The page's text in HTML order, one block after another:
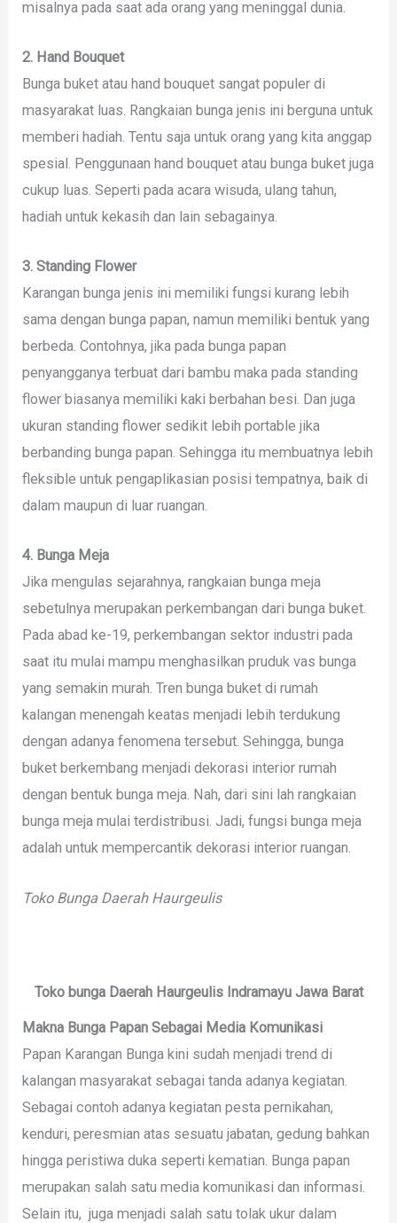
misalnya pada saat ada orang yang meninggal dunia.
2. Hand Bouquet
Bunga buket atau hand bouquet sangat populer di
masyarakat luas. Rangkaian bunga jenis ini berguna untuk
memberi hadiah. Tentu saja untuk orang yang kita anggap
spesial. Penggunaan hand bouquet atau bunga buket juga
cukup luas. Seperti pada acara wisuda, ulang tahun,
hadiah untuk kekasih dan lain sebagainya.
3. Standing Flower
Karangan bunga jenis ini memiliki fungsi kurang lebih
sama dengan bunga papan, namun memiliki bentuk yang
berbeda. Contohnya, jika pada bunga papan
penyangganya terbuat dari bambu maka pada standing
flower biasanya memiliki kaki berbahan besi. Dan juga
ukuran standing flower sedikit lebih portable jika
berbanding bunga papan. Sehingga itu membuatnya lebih
fleksible untuk pengaplikasian posisi tempatnya, baik di
dalam maupun di luar ruangan.
4. Bunga Meja
Jika mengulas sejarahnya, rangkaian bunga meja
sebetulnya merupakan perkembangan dari bunga buket.
Pada abad ke-19, perkembangan sektor industri pada
saat itu mulai mampu menghasilkan pruduk vas bunga
yang semakin murah. Tren bunga buket di rumah
kalangan menengah keatas menjadi lebih terdukung
dengan adanya fenomena tersebut. Sehingga, bunga
buket berkembang menjadi dekorasi interior rumah
dengan bentuk bunga meja. Nah, dari sini lah rangkaian
bunga meja mulai terdistribusi. Jadi, fungsi bunga meja
adalah untuk mempercantik dekorasi interior ruangan.
Toko Bunga Daerah Haurgeulis
Toko bunga Daerah Haurgeulis Indramayu Jawa Barat
Makna Bunga Papan Sebagai Media Komunikasi
Papan Karangan Bunga kini sudah menjadi trend di
kalangan masyarakat sebagai tanda adanya kegiatan.
Sebagai contoh adanya kegiatan pesta pernikahan,
kenduri, peresmian atas sesuatu jabatan, gedung bahkan
hingga peristiwa duka seperti kematian. Bunga papan
merupakan salah satu media komunikasi dan informasi.
Selain itu, juga menjadi salah satu tolak ukur dalam